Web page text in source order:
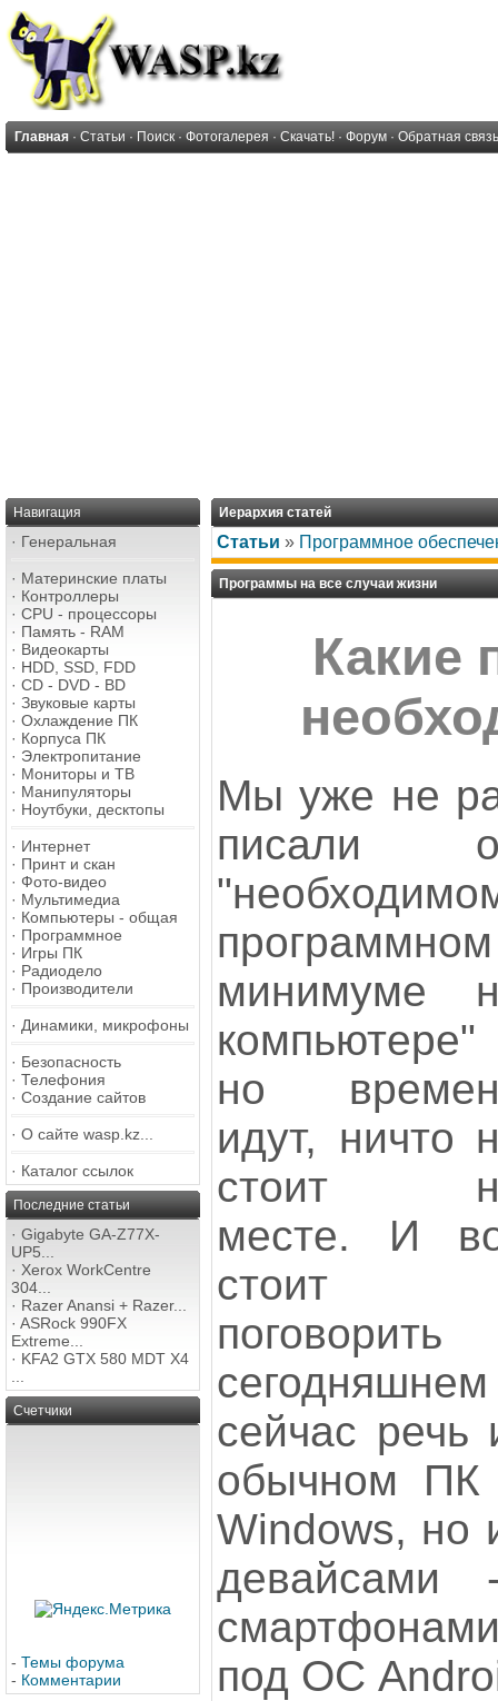
Главная · Статьи · Поиск · Фотогалерея · Скачать! · Форум · Обратная связь
Навигация
· Генеральная
· Материнские платы
· Контроллеры
· CPU - процессоры
· Память - RAM
· Видеокарты
· HDD, SSD, FDD
· CD - DVD - BD
· Звуковые карты
· Охлаждение ПК
· Корпуса ПК
· Электропитание
· Мониторы и ТВ
· Манипуляторы
· Ноутбуки, десктопы
· Интернет
· Принт и скан
· Фото-видео
· Мультимедиа
· Компьютеры - общая
· Программное
· Игры ПК
· Радиодело
· Производители
· Динамики, микрофоны
· Безопасность
· Телефония
· Создание сайтов
· О сайте wasp.kz...
· Каталог ссылок
Последние статьи
· Gigabyte GA-Z77X-
UP5...
· Xerox WorkCentre
304...
· Razer Anansi + Razer...
· ASRock 990FX
Extreme...
· KFA2 GTX 580 MDT X4
Счетчики
- Темы форума
- Комментарии
Иерархия статей
Статьи » Программное
Программы на все случаи жизни
Какие
Мы уже не
писали
программном
минимуме
но
идут, ничто
стоит
месте. И
стоит
поговорить
сейчас речь
обычном ПК
Windows, но
под ОС